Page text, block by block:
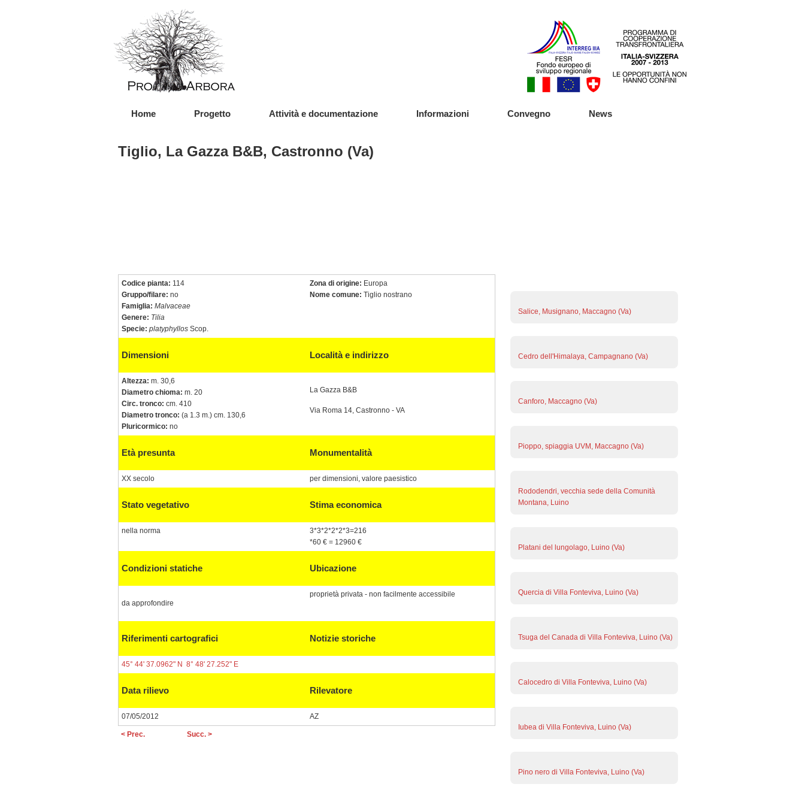
Home Progetto Attività e documentazione Informazioni Convegno News
Tiglio, La Gazza B&B, Castronno (Va)
Codice pianta: 114
Gruppo/filare: no
Famiglia: Malvaceae
Genere: Tilia
Specie: platyphyllos Scop.
Zona di origine: Europa
Nome comune: Tiglio nostrano
Dimensioni Località e indirizzo
Altezza: m. 30,6
Diametro chioma: m. 20
Circ. tronco: cm. 410
Diametro tronco: (a 1.3 m.) cm. 130,6
Pluricormico: no
La Gazza B&B
Via Roma 14, Castronno - VA
Età presunta Monumentalità
XX secolo per dimensioni, valore paesistico
Stato vegetativo Stima economica
nella norma
3*3*2*2*2*3=216
*60 € = 12960 €
Condizioni statiche Ubicazione
da approfondire
proprietà privata - non facilmente accessibile
Riferimenti cartografici Notizie storiche
45° 44' 37.0962" N 8° 48' 27.252" E
Data rilievo Rilevatore
07/05/2012 AZ
Salice, Musignano, Maccagno (Va)
Cedro dell'Himalaya, Campagnano (Va)
Canforo, Maccagno (Va)
Pioppo, spiaggia UVM, Maccagno (Va)
Rododendri, vecchia sede della Comunità
Montana, Luino
Platani del lungolago, Luino (Va)
Quercia di Villa Fonteviva, Luino (Va)
Tsuga del Canada di Villa Fonteviva, Luino (Va)
Calocedro di Villa Fonteviva, Luino (Va)
Iubea di Villa Fonteviva, Luino (Va)
Pino nero di Villa Fonteviva, Luino (Va)
Faggi di Villa Leonardi, Ternate (Va)
Tiglio europeo, Ternate (Va)
< Prec. Succ. >